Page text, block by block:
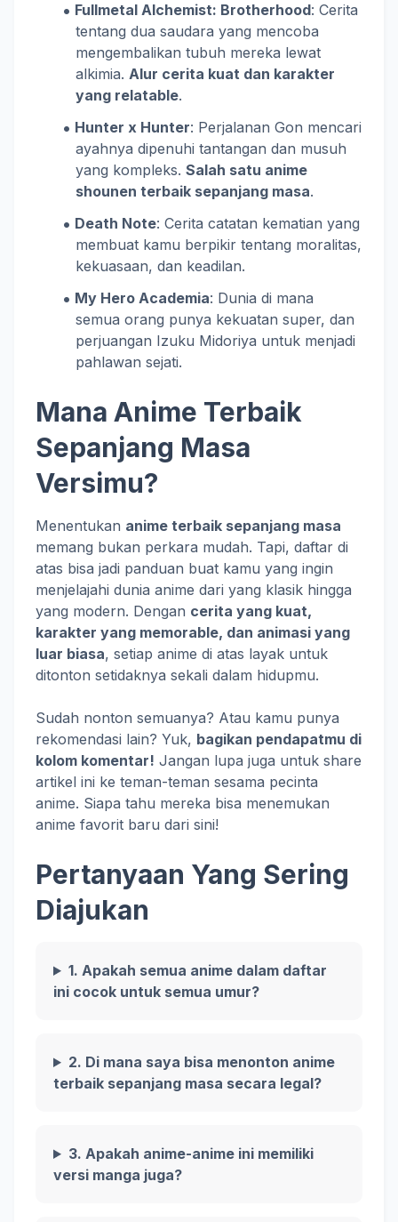
Fullmetal Alchemist: Brotherhood: Cerita
tentang dua saudara yang mencoba
mengembalikan tubuh mereka lewat
alkimia. Alur cerita kuat dan karakter
yang relatable.
Hunter x Hunter: Perjalanan Gon mencari
ayahnya dipenuhi tantangan dan musuh
yang kompleks. Salah satu anime
shounen terbaik sepanjang masa.
Death Note: Cerita catatan kematian yang
membuat kamu berpikir tentang moralitas,
kekuasaan, dan keadilan.
My Hero Academia: Dunia di mana
semua orang punya kekuatan super, dan
perjuangan Izuku Midoriya untuk menjadi
pahlawan sejati.
Mana Anime Terbaik
Sepanjang Masa
Versimu?
Menentukan anime terbaik sepanjang masa
memang bukan perkara mudah. Tapi, daftar di
atas bisa jadi panduan buat kamu yang ingin
menjelajahi dunia anime dari yang klasik hingga
yang modern. Dengan cerita yang kuat,
karakter yang memorable, dan animasi yang
luar biasa, setiap anime di atas layak untuk
ditonton setidaknya sekali dalam hidupmu.
Sudah nonton semuanya? Atau kamu punya
rekomendasi lain? Yuk, bagikan pendapatmu di
kolom komentar! Jangan lupa juga untuk share
artikel ini ke teman-teman sesama pecinta
anime. Siapa tahu mereka bisa menemukan
anime favorit baru dari sini!
Pertanyaan Yang Sering
Diajukan
1. Apakah semua anime dalam daftar
ini cocok untuk semua umur?
2. Di mana saya bisa menonton anime
terbaik sepanjang masa secara legal?
3. Apakah anime-anime ini memiliki
versi manga juga?